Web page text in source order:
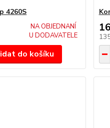
4260S
NA OBJEDNANÍ
U DODAVATELE
do košíku